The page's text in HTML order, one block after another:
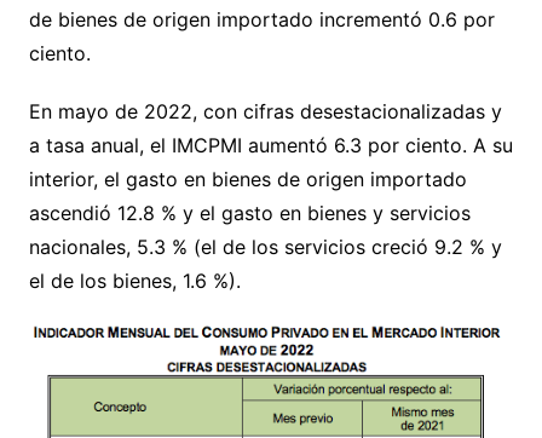
de bienes de origen importado incrementó 0.6 por
ciento.
En mayo de 2022, con cifras desestacionalizadas y
a tasa anual, el IMCPMI aumentó 6.3 por ciento. A su
interior, el gasto en bienes de origen importado
ascendió 12.8 % y el gasto en bienes y servicios
nacionales, 5.3 % (el de los servicios creció 9.2 % y
el de los bienes, 1.6 %).